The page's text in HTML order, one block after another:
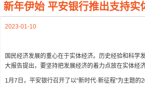
新年伊始 平安银行推出支持实
2023-01-10
国民经济发展的重心在于实体经济。历史经验和科学
大报告提出，要坚持把发展经济的着力点放在实体经济
1月7日，平安银行召开了以“新时代·新征程”为主题